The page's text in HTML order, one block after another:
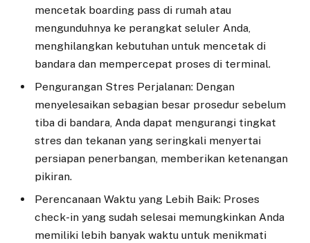
mencetak boarding pass di rumah atau
mengunduhnya ke perangkat seluler Anda,
menghilangkan kebutuhan untuk mencetak di
bandara dan mempercepat proses di terminal.
Pengurangan Stres Perjalanan: Dengan
menyelesaikan sebagian besar prosedur sebelum
tiba di bandara, Anda dapat mengurangi tingkat
stres dan tekanan yang seringkali menyertai
persiapan penerbangan, memberikan ketenangan
pikiran.
Perencanaan Waktu yang Lebih Baik: Proses
check-in yang sudah selesai memungkinkan Anda
memiliki lebih banyak waktu untuk menikmati